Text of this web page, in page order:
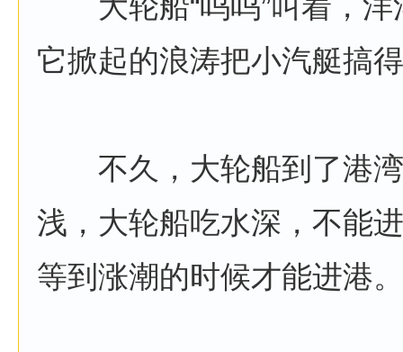
大轮船“呜呜”叫着，洋
它掀起的浪涛把小汽艇搞
不久，大轮船到了港湾
浅，大轮船吃水深，不能
等到涨潮的时候才能进港。